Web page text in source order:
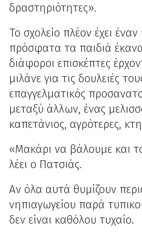
δραστηριότητες».
Το σχολείο πλέον έχει
πρόσφατα τα παιδιά
διάφοροι επισκέπτες
μιλάνε για τις δουλειές
επαγγελματικός
μεταξύ άλλων, ένας
καπετάνιος, αγρότερες,
«Μακάρι να βάλουμε και
λέει ο Πατσιάς.
Αν όλα αυτά θυμίζουν
νηπιαγωγείου παρά
δεν είναι καθόλου τυχαίο.